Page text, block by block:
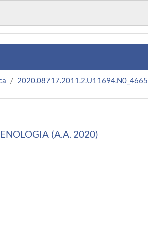
2020.08717.2011.2.U11694.N0_4665
(A.A. 2020)